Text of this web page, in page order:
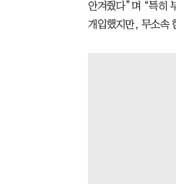
안겨줬다”며 “특히
개입했지만, 무소속